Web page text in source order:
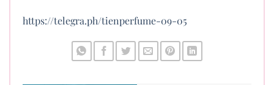
https://telegra.ph/tienperfume-09-05